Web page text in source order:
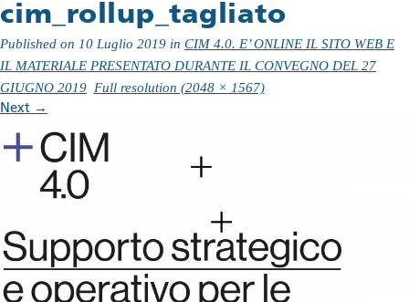
cim_rollup_tagliato
Published on 10 Luglio 2019 in CIM 4.0. E’ ONLINE IL SITO WEB E
IL MATERIALE PRESENTATO DURANTE IL CONVEGNO DEL 27
GIUGNO 2019 Full resolution (2048 × 1567)
Next →